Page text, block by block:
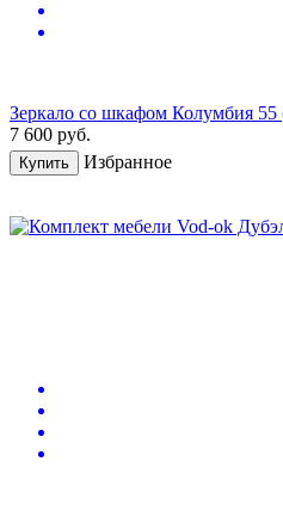
Зеркало со шкафом Колумбия 55
7 600 руб.
Купить Избранное